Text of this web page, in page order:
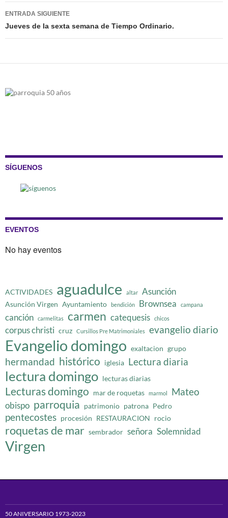
entradas
ENTRADA SIGUIENTE
Jueves de la sexta semana de Tiempo Ordinario.
SÍGUENOS
EVENTOS
No hay eventos
ACTIVIDADES aguadulce altar Asunción
Asunción Virgen Ayuntamiento bendición Brownsea campana
canción carmelitas carmen catequesis chicos
corpus christi cruz Cursillos Pre Matrimoniales evangelio diario
Evangelio domingo exaltacion grupo
hermandad histórico iglesia Lectura diaria
lectura domingo lecturas diarias
Lecturas domingo mar de roquetas marmol Mateo
obispo parroquia patrimonio patrona Pedro
pentecostes procesión RESTAURACION rocio
roquetas de mar sembrador señora Solemnidad
Virgen
50 ANIVERSARIO 1973-2023